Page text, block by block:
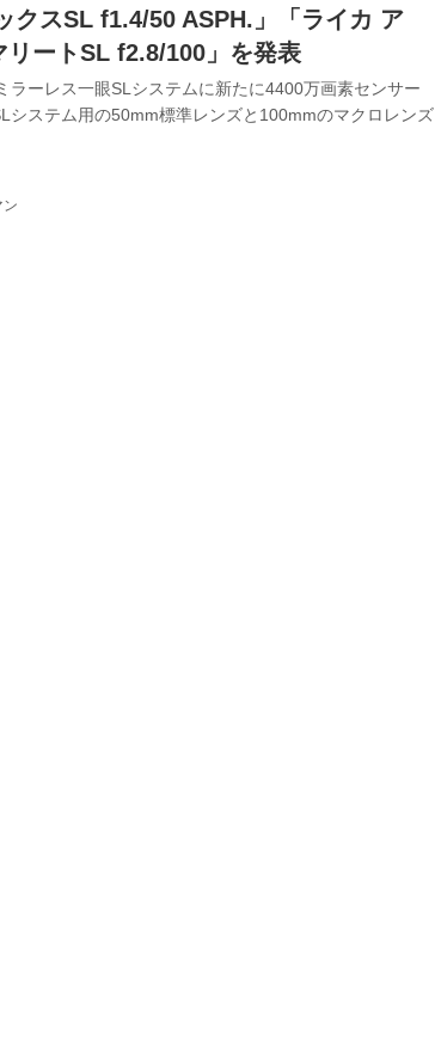
クスSL f1.4/50 ASPH.」「ライカ ア
リートSL f2.8/100」を発表
ラーレス一眼SLシステムに新たに4400万画素センサー
システム用の50mm標準レンズと100mmのマクロレンズ